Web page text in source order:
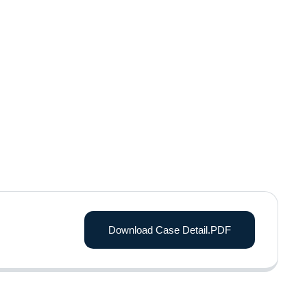
Download Case Detail.PDF